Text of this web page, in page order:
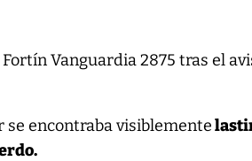
Vanguardia 2875 tras el
se encontraba visiblemente